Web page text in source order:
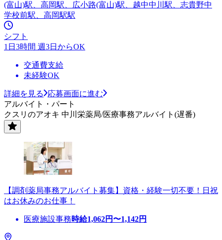
(富山)駅、高岡駅、広小路(富山)駅、越中中川駅、志貴野中
学校前駅、高岡駅駅
シフト
1日3時間 週3日からOK
交通費支給
未経験OK
詳細を見る
応募画面に進む
アルバイト・パート
クスリのアオキ 中川栄薬局/医療事務アルバイト(遅番)
【調剤薬局事務アルバイト募集】資格・経験一切不要！日祝
はお休みのお仕事！
医療施設事務時給1,062円〜1,142円